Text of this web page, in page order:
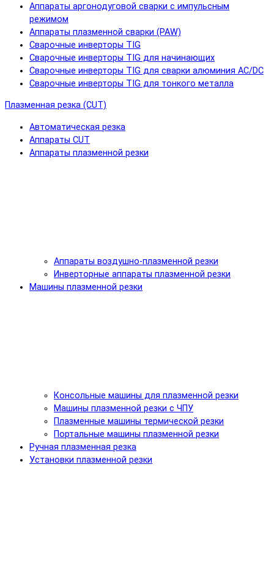
Аппараты аргонодуговой сварки с импульсным
режимом
Аппараты плазменной сварки (PAW)
Сварочные инверторы TIG
Сварочные инверторы TIG для начинающих
Сварочные инверторы TIG для сварки алюминия AC/DC
Сварочные инверторы TIG для тонкого металла
Плазменная резка (CUT)
Автоматическая резка
Аппараты CUT
Аппараты плазменной резки
Аппараты воздушно-плазменной резки
Инверторные аппараты плазменной резки
Машины плазменной резки
Консольные машины для плазменной резки
Машины плазменной резки с ЧПУ
Плазменные машины термической резки
Портальные машины плазменной резки
Ручная плазменная резка
Установки плазменной резки